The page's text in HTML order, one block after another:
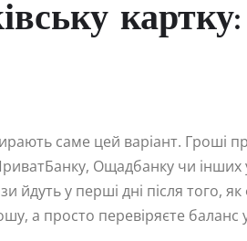
картку:
саме цей варіант. Гроші
Ощадбанку чи інших
йдуть у перші дні після того,
а просто перевіряєте баланс